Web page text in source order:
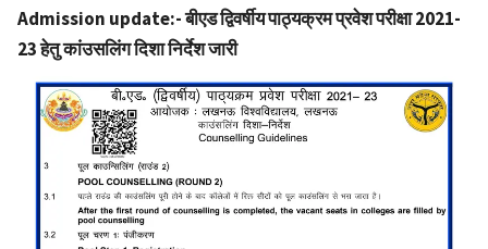
Admission update:- बीएड द्विवर्षीय पाठ्यक्रम प्रवेश परीक्षा 2021-
23 हेतु कांउसलिंग दिशा निर्देश जारी